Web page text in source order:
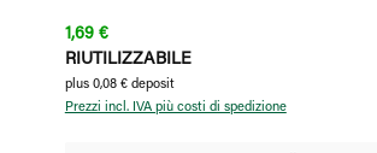
Prezzo normale:
1,69 €
RIUTILIZZABILE
plus 0,08 € deposit
Prezzi incl. IVA più costi di spedizione